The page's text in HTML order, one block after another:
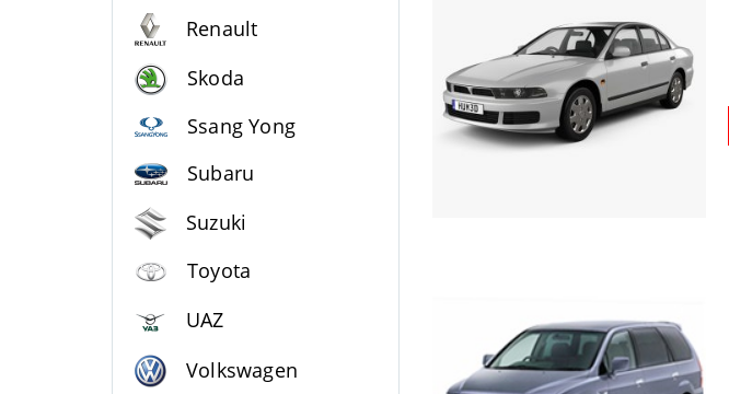
Renault
Skoda
Ssang Yong
Subaru
Suzuki
Toyota
UAZ
Volkswagen